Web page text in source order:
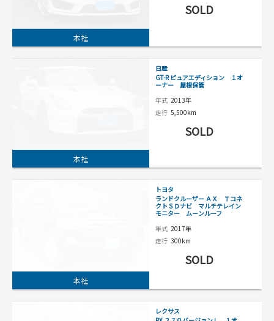
本社
SOLD
本社
日産
GT-R ピュアエディション １オ
ーナー 屋根保管
年式 2013年
走行 5,500km
SOLD
本社
トヨタ
ランドクルーザー ＡＸ Ｔコネ
クトＳＤナビ マルチテレイン
モニター ムーンルーフ
年式 2017年
走行 300km
SOLD
レクサス